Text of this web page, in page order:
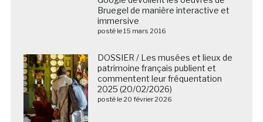
Bruegel de manière interactive et
immersive
posté le 15 mars 2016
DOSSIER / Les musées et lieux de
patrimoine français publient et
commentent leur fréquentation
2025 (20/02/2026)
posté le 20 février 2026